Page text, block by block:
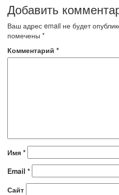
Добавить
Ваш адрес email не будет
помечены *
Комментарий *
Имя *
Email *
Сайт